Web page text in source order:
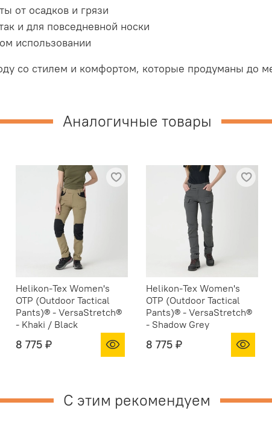
от осадков и грязи
и для повседневной носки
использовании
со стилем и комфортом, которые продуманы до
Аналогичные товары
Helikon-Tex Women's
OTP (Outdoor Tactical
Pants)® - VersaStretch®
- Khaki / Black
8 775 ₽
Helikon-Tex Women's
OTP (Outdoor Tactical
Pants)® - VersaStretch®
- Shadow Grey
8 775 ₽
С этим рекомендуем